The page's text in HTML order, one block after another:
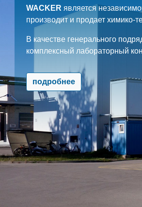
WACKER является
производит и продает химико-
В качестве генерального
комплексный лабораторный
подробнее